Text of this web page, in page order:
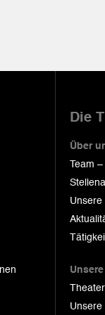
Die
Über
Team
Unsere
Unsere